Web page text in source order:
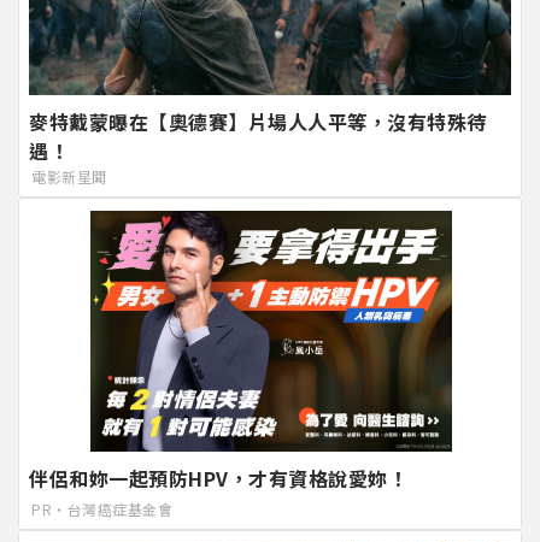
麥特戴蒙曝在【奧德賽】片場人人平等，沒有特殊待
遇！
電影新星聞
伴侶和妳一起預防HPV，才有資格說愛妳！
PR・台灣癌症基金會